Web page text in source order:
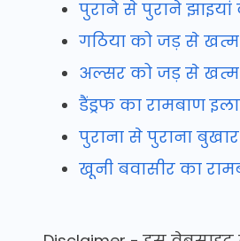
पुराने से पुराने
गठिया को जड़ से
अल्सर को जड़ से
डैंड्रफ का रामबाण
पुराना से पुराना
खूनी बवासीर का